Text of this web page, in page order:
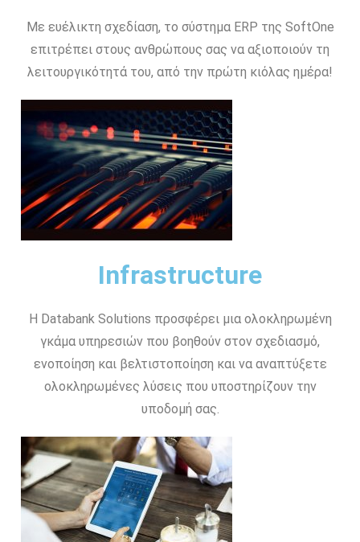
Με ευέλικτη σχεδίαση, το σύστημα ERP της SoftOne
επιτρέπει στους ανθρώπους σας να αξιοποιούν τη
λειτουργικότητά του, από την πρώτη κιόλας ημέρα!
Infrastructure
Η Databank Solutions προσφέρει μια ολοκληρωμένη
γκάμα υπηρεσιών που βοηθούν στον σχεδιασμό,
ενοποίηση και βελτιστοποίηση και να αναπτύξετε
ολοκληρωμένες λύσεις που υποστηρίζουν την
υποδομή σας.